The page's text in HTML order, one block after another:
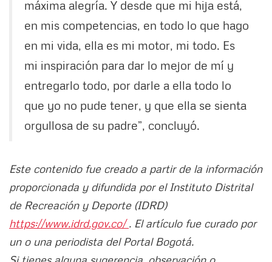
máxima alegría. Y desde que mi hija está,
en mis competencias, en todo lo que hago
en mi vida, ella es mi motor, mi todo. Es
mi inspiración para dar lo mejor de mí y
entregarlo todo, por darle a ella todo lo
que yo no pude tener, y que ella se sienta
orgullosa de su padre”, concluyó.
Este contenido fue creado a partir de la información
proporcionada y difundida por el Instituto Distrital
de Recreación y Deporte (IDRD)
https://www.idrd.gov.co/. El artículo fue curado por
un o una periodista del Portal Bogotá.
Si tienes alguna sugerencia, observación o